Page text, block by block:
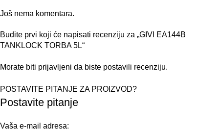
Još nema komentara.
Budite prvi koji će napisati recenziju za „GIVI EA144B
TANKLOCK TORBA 5L“
Morate biti prijavljeni da biste postavili recenziju.
POSTAVITE PITANJE ZA PROIZVOD?
Postavite pitanje
Vaša e-mail adresa: